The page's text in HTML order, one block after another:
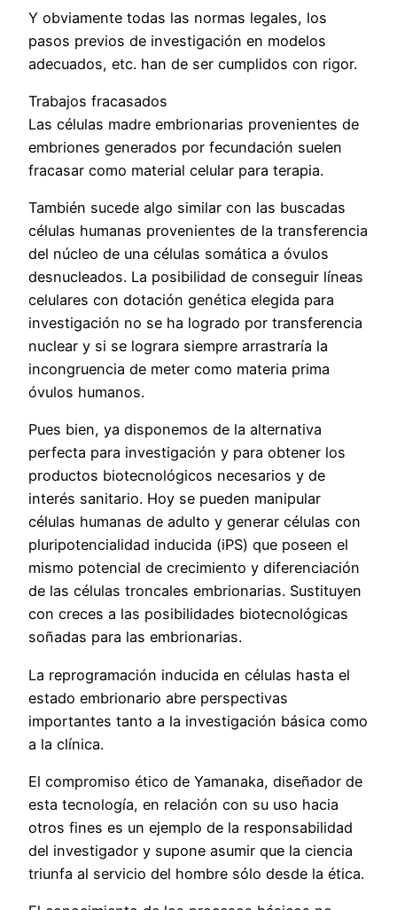
Y obviamente todas las normas legales, los
pasos previos de investigación en modelos
adecuados, etc. han de ser cumplidos con rigor.
Trabajos fracasados
Las células madre embrionarias provenientes de
embriones generados por fecundación suelen
fracasar como material celular para terapia.
También sucede algo similar con las buscadas
células humanas provenientes de la transferencia
del núcleo de una células somática a óvulos
desnucleados. La posibilidad de conseguir líneas
celulares con dotación genética elegida para
investigación no se ha logrado por transferencia
nuclear y si se lograra siempre arrastraría la
incongruencia de meter como materia prima
óvulos humanos.
Pues bien, ya disponemos de la alternativa
perfecta para investigación y para obtener los
productos biotecnológicos necesarios y de
interés sanitario. Hoy se pueden manipular
células humanas de adulto y generar células con
pluripotencialidad inducida (iPS) que poseen el
mismo potencial de crecimiento y diferenciación
de las células troncales embrionarias. Sustituyen
con creces a las posibilidades biotecnológicas
soñadas para las embrionarias.
La reprogramación inducida en células hasta el
estado embrionario abre perspectivas
importantes tanto a la investigación básica como
a la clínica.
El compromiso ético de Yamanaka, diseñador de
esta tecnología, en relación con su uso hacia
otros fines es un ejemplo de la responsabilidad
del investigador y supone asumir que la ciencia
triunfa al servicio del hombre sólo desde la ética.